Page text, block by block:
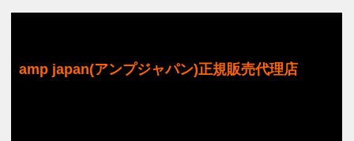
amp japan(アンプジャパン)正規販売代理店